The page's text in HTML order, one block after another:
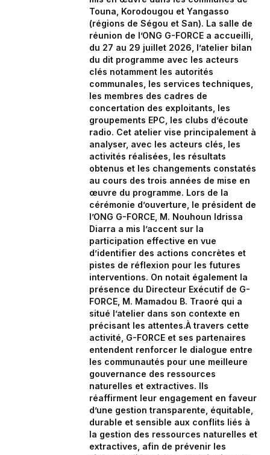
Touna, Korodougou et Yangasso
(régions de Ségou et San). La salle de
réunion de l’ONG G-FORCE a accueilli,
du 27 au 29 juillet 2026, l’atelier bilan
du dit programme avec les acteurs
clés notamment les autorités
communales, les services techniques,
les membres des cadres de
concertation des exploitants, les
groupements EPC, les clubs d’écoute
radio. Cet atelier vise principalement à
analyser, avec les acteurs clés, les
activités réalisées, les résultats
obtenus et les changements constatés
au cours des trois années de mise en
œuvre du programme. Lors de la
cérémonie d’ouverture, le président de
l’ONG G-FORCE, M. Nouhoun Idrissa
Diarra a mis l’accent sur la
participation effective en vue
d’identifier des actions concrètes et
pistes de réflexion pour les futures
interventions. On notait également la
présence du Directeur Exécutif de G-
FORCE, M. Mamadou B. Traoré qui a
situé l’atelier dans son contexte en
précisant les attentes.À travers cette
activité, G-FORCE et ses partenaires
entendent renforcer le dialogue entre
les communautés pour une meilleure
gouvernance des ressources
naturelles et extractives. Ils
réaffirment leur engagement en faveur
d’une gestion transparente, équitable,
durable et sensible aux conflits liés à
la gestion des ressources naturelles et
extractives, afin de prévenir les